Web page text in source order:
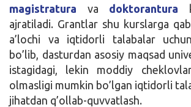
magistratura va doktorantura
ajratiladi. Grantlar shu kurslarga
a’lochi va iqtidorli talabalar
bo’lib, dasturdan asosiy maqsad
istagidagi, lekin moddiy
olmasligi mumkin bo’lgan iqtidorli
jihatdan q’ollab-quvvatlash.